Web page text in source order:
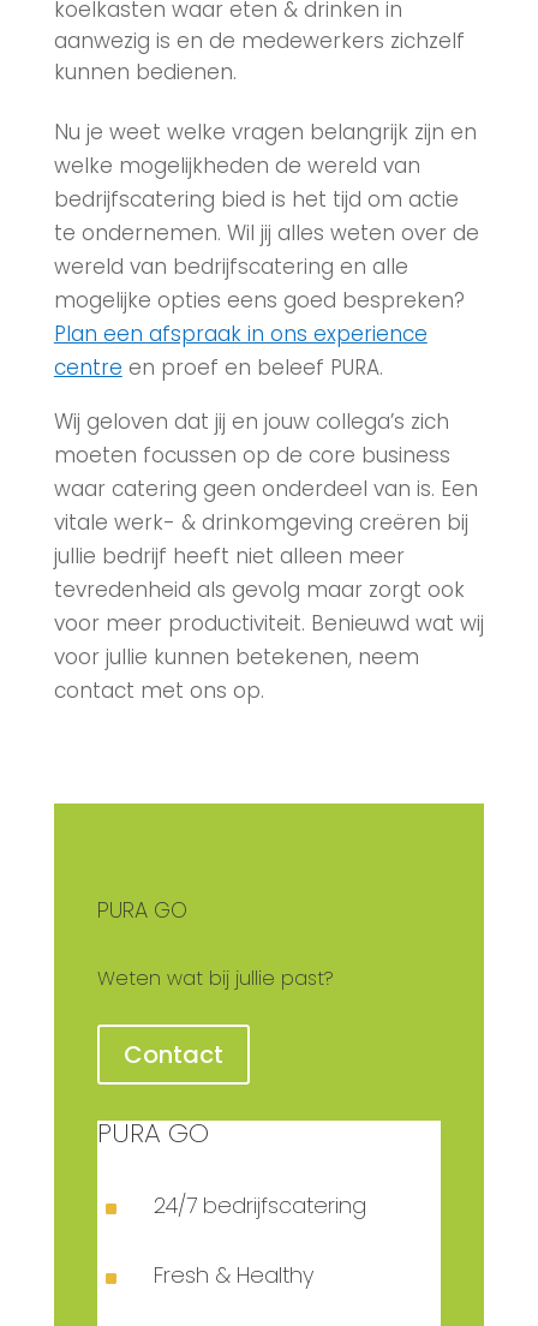
koelkasten waar eten & drinken in
aanwezig is en de medewerkers zichzelf
kunnen bedienen.
Nu je weet welke vragen belangrijk zijn en
welke mogelijkheden de wereld van
bedrijfscatering bied is het tijd om actie
te ondernemen. Wil jij alles weten over de
wereld van bedrijfscatering en alle
mogelijke opties eens goed bespreken?
Plan een afspraak in ons experience
centre en proef en beleef PURA.
Wij geloven dat jij en jouw collega’s zich
moeten focussen op de core business
waar catering geen onderdeel van is. Een
vitale werk- & drinkomgeving creëren bij
jullie bedrijf heeft niet alleen meer
tevredenheid als gevolg maar zorgt ook
voor meer productiviteit. Benieuwd wat wij
voor jullie kunnen betekenen, neem
contact met ons op.
PURA GO
Weten wat bij jullie past?
Contact
PURA GO
^ 24/7 bedrijfscatering
^ Fresh & Healthy